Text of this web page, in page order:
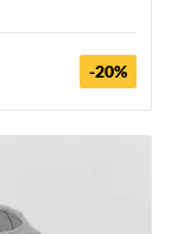
-20%